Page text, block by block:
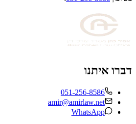
דברו איתנו
051-256-8586
amir@amirlaw.net
WhatsApp